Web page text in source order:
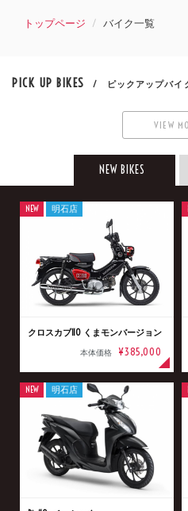
トップページ バイク一覧
PICK UP BIKES / ピックアップバイ
VIEW
NEW BIKES
クロスカブ110 くまモンバージョン
本体価格 ¥385,000
NEW 明石店
NEW 明石店